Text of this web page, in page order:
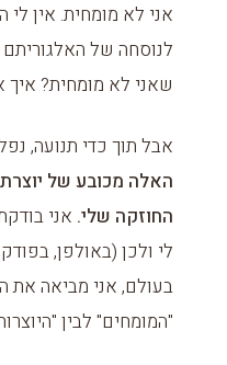
אני לא מומחית. אין
לנוסחה של האלגוריתם
שאני לא מומחית? איך
אבל תוך כדי תנועה,
האלה מכובע של
החוזקה שלי. אני
לי ולכן (באולפן,
בעולם, אני מביאה את
"המומחים" לבין